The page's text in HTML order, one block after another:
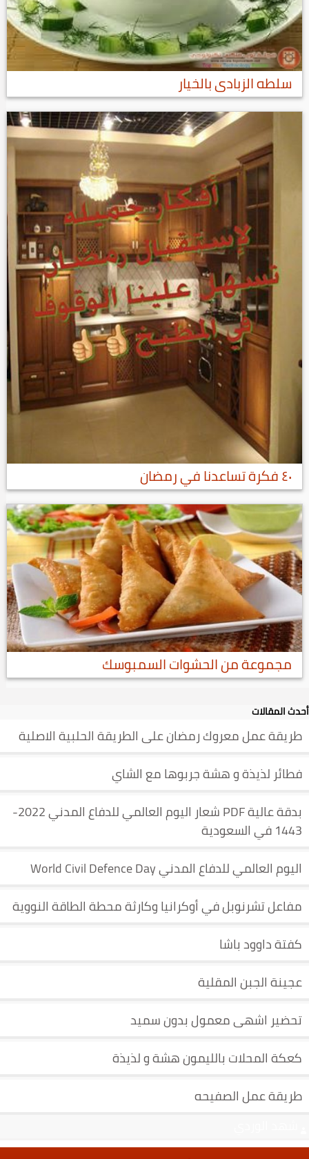
سلطه الزبادى بالخيار
٤٠ فكرة تساعدنا في رمضان
مجموعة من الحشوات السمبوسك
أحدث المقالات
طريقة عمل معروك رمضان على الطريقة الحلبية الاصلية
فطائر لذيذة و هشة جربوها مع الشاي
بدقة عالية PDF شعار اليوم العالمي للدفاع المدني 2022-
1443 في السعودية
اليوم العالمي للدفاع المدني World Civil Defence Day
مفاعل تشرنوبل في أوكرانيا وكارثة محطة الطاقة النووية
كفتة داوود باشا
عجينة الجبن المقلية
تحضير اشهى معمول بدون سميد
كعكة المحلات بالليمون هشة و لذيذة
طريقة عمل الصفيحه